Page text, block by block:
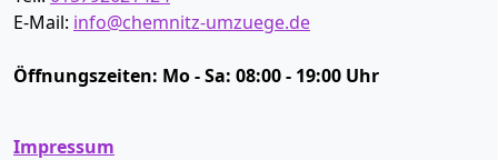
E-Mail: info@chemnitz-umzuege.de
Öffnungszeiten: Mo - Sa: 08:00 - 19:00 Uhr
Impressum